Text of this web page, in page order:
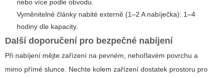
nebo více podle obvodu.
Vyměnitelné články nabité externě (1–2 A nabíječka): 1–4
hodiny dle kapacity.
Další doporučení pro bezpečné nabíjení
Při nabíjení mějte zařízení na pevném, nehořlavém povrchu a
mimo přímé slunce. Nechte kolem zařízení dostatek prostoru pro